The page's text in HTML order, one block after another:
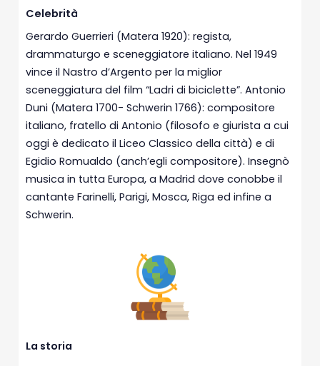
Celebrità
Gerardo Guerrieri (Matera 1920): regista,
drammaturgo e sceneggiatore italiano. Nel 1949
vince il Nastro d’Argento per la miglior
sceneggiatura del film “Ladri di biciclette”. Antonio
Duni (Matera 1700- Schwerin 1766): compositore
italiano, fratello di Antonio (filosofo e giurista a cui
oggi è dedicato il Liceo Classico della città) e di
Egidio Romualdo (anch’egli compositore). Insegnò
musica in tutta Europa, a Madrid dove conobbe il
cantante Farinelli, Parigi, Mosca, Riga ed infine a
Schwerin.
La storia